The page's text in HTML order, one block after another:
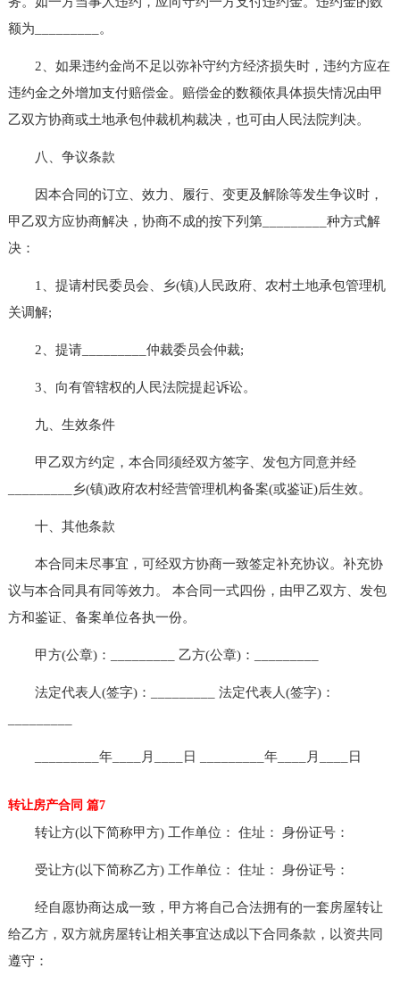
额为_________。
2、如果违约金尚不足以弥补守约方经济损失时，违约方应在
违约金之外增加支付赔偿金。赔偿金的数额依具体损失情况由甲
乙双方协商或土地承包仲裁机构裁决，也可由人民法院判决。
八、争议条款
因本合同的订立、效力、履行、变更及解除等发生争议时，
甲乙双方应协商解决，协商不成的按下列第_________种方式解
决：
1、提请村民委员会、乡(镇)人民政府、农村土地承包管理机
关调解;
2、提请_________仲裁委员会仲裁;
3、向有管辖权的人民法院提起诉讼。
九、生效条件
甲乙双方约定，本合同须经双方签字、发包方同意并经
_________乡(镇)政府农村经营管理机构备案(或鉴证)后生效。
十、其他条款
本合同未尽事宜，可经双方协商一致签定补充协议。补充协
议与本合同具有同等效力。 本合同一式四份，由甲乙双方、发包
方和鉴证、备案单位各执一份。
甲方(公章)：_________ 乙方(公章)：_________
法定代表人(签字)：_________ 法定代表人(签字)：
_________年____月____日 _________年____月____日
转让房产合同 篇7
转让方(以下简称甲方) 工作单位： 住址： 身份证号：
受让方(以下简称乙方) 工作单位： 住址： 身份证号：
经自愿协商达成一致，甲方将自己合法拥有的一套房屋转让
给乙方，双方就房屋转让相关事宜达成以下合同条款，以资共同
遵守：